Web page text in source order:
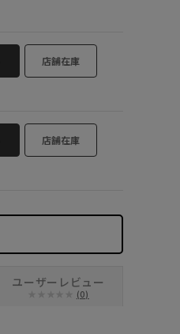
店舗在庫
店舗在庫
ユーザーレビュー
(0)